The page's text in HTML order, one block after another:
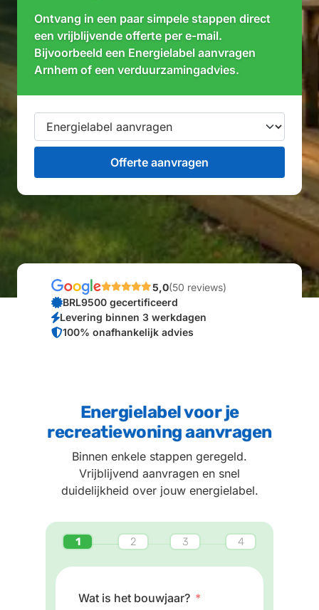
Ontvang in een paar simpele stappen direct
een vrijblijvende offerte per e-mail.
Bijvoorbeeld een Energielabel aanvragen
Arnhem of een verduurzamingadvies.
5,0(50 reviews)
BRL9500 gecertificeerd
Levering binnen 3 werkdagen
100% onafhankelijk advies
Energielabel voor je
recreatiewoning aanvragen
Binnen enkele stappen geregeld.
Vrijblijvend aanvragen en snel
duidelijkheid over jouw energielabel.
Wat is het bouwjaar?